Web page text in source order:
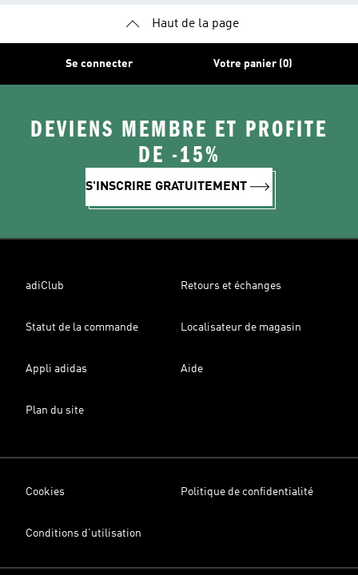
Haut de la page
Se connecter Votre panier (0)
DEVIENS MEMBRE ET PROFITE
DE -15%
S'INSCRIRE GRATUITEMENT
adiClub Retours et échanges
Statut de la commande Localisateur de magasin
Appli adidas Aide
Plan du site
Cookies Politique de confidentialité
Conditions d’utilisation